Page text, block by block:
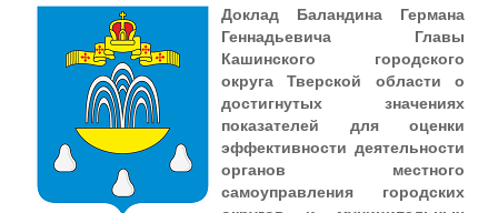
Доклад Баландина Германа
Геннадьевича Главы
Кашинского городского
округа Тверской области о
достигнутых значениях
показателей для оценки
эффективности деятельности
органов местного
самоуправления городских